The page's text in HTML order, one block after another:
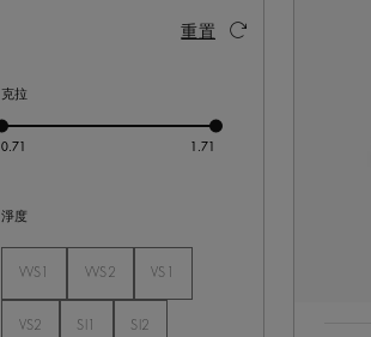
啟動這些部件將導致頁面上的內容更新。
重置
克拉
淨度
VVS1
VVS2
VS1
VS2
SI1
SI2